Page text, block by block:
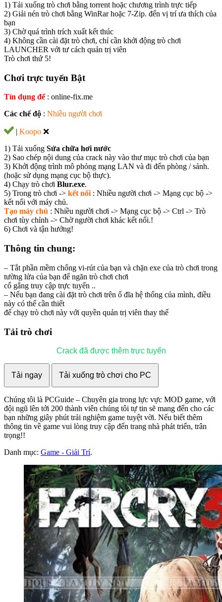
1) Tải xuống trò chơi bằng torrent hoặc chương trình trực tiếp
2) Giải nén trò chơi bằng WinRar hoặc 7-Zip. đến vị trí ưa thích của
bạn
3) Chờ quá trình trích xuất kết thúc
4) Không cần cài đặt trò chơi, chỉ cần khởi động trò chơi
LAUNCHER với tư cách quản trị viên
Trò chơi thứ 5!
Chơi trực tuyến Bật
Tín dụng để : online-fix.me
Các chế độ : Nhiều người chơi
Koopo ❌
1) Tải xuống Sửa chữa hơi nước
2) Sao chép nội dung của crack này vào thư mục trò chơi của bạn
3) Khởi động trình mô phỏng mạng LAN và đi đến phòng / sảnh.
(hoặc sử dụng mạng cục bộ thực).
4) Chạy trò chơi Blur.exe.
5) Trong trò chơi -> kết nối : Nhiều người chơi -> Mạng cục bộ ->
kết nối với máy chủ.
Tạo máy chủ : Nhiều người chơi -> Mạng cục bộ -> Ctrl -> Trò
chơi tùy chỉnh -> Chờ người chơi khác kết nối.!
6) Chơi và tận hưởng!
Thông tin chung:
– Tắt phần mềm chống vi-rút của bạn và chặn exe của trò chơi trong
tường lửa của bạn để ngăn trò chơi chơi
cố gắng truy cập trực tuyến ..
– Nếu bạn đang cài đặt trò chơi trên ổ đĩa hệ thống của mình, điều
này có thể cần thiết
để chạy trò chơi này với quyền quản trị viên thay thế
Tải trò chơi
Crack đã được thêm trực tuyến
Tải ngay Tải xuống trò chơi cho PC
Chúng tôi là PCGuide – Chuyên gia trong lực vực MOD game, với
đội ngũ lên tới 200 thành viên chúng tôi tự tin sẽ mang đến cho các
bạn những giây phút trải nghiệm game tuyệt vời. Nếu biết thêm
thông tin về game vui lòng truy cập đến trang nhà phát triển, trân
trọng!!
Danh mục: Game - Giải Trí.